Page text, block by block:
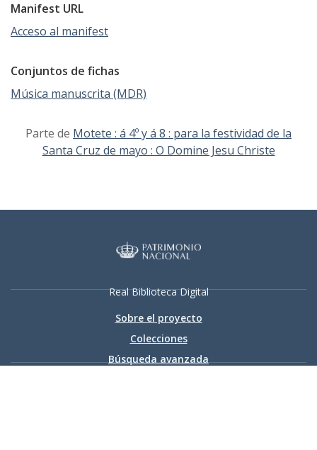
Manifest URL
Acceso al manifest
Conjuntos de fichas
Música manuscrita (MDR)
Parte de Motete : á 4º y á 8 : para la festividad de la
Santa Cruz de mayo : O Domine Jesu Christe
Real Biblioteca Digital
Sobre el proyecto
Colecciones
Búsqueda avanzada